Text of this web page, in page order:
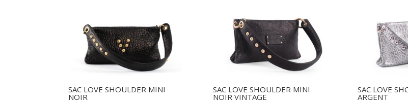
SAC LOVE SHOULDER MINI
NOIR
SAC LOVE SHOULDER MINI
NOIR VINTAGE
SAC LOVE
ARGENT